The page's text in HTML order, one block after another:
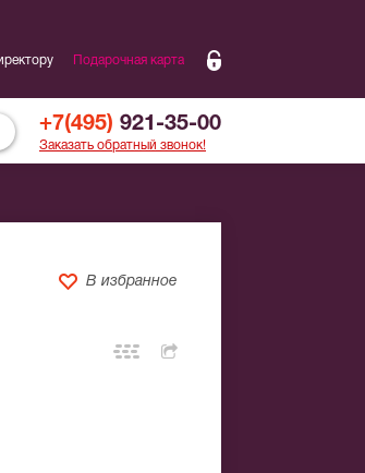
Подарочная карта
+7(495) 921-35-00
Заказать обратный звонок!
В избранное